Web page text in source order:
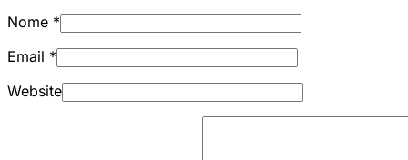
Nome *
Email *
Website